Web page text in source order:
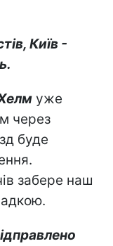
Київ -
уже
через
буде
забере наш